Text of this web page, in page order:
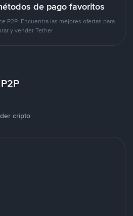
de pago favoritos
P2P. Encuentra las mejores ofertas para
y vender Tether
cripto